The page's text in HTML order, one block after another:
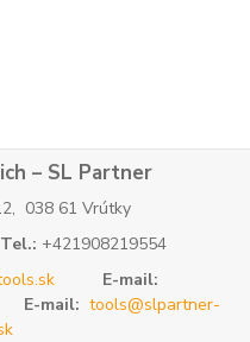
– SL Partner
038 61 Vrútky
Tel.: +421908219554
E-mail:
E-mail: tools@slpartner-